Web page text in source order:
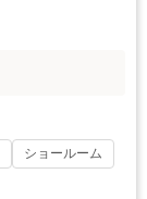
ショールーム